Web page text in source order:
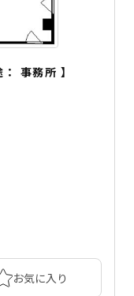
： 事務所 】
お気に入り